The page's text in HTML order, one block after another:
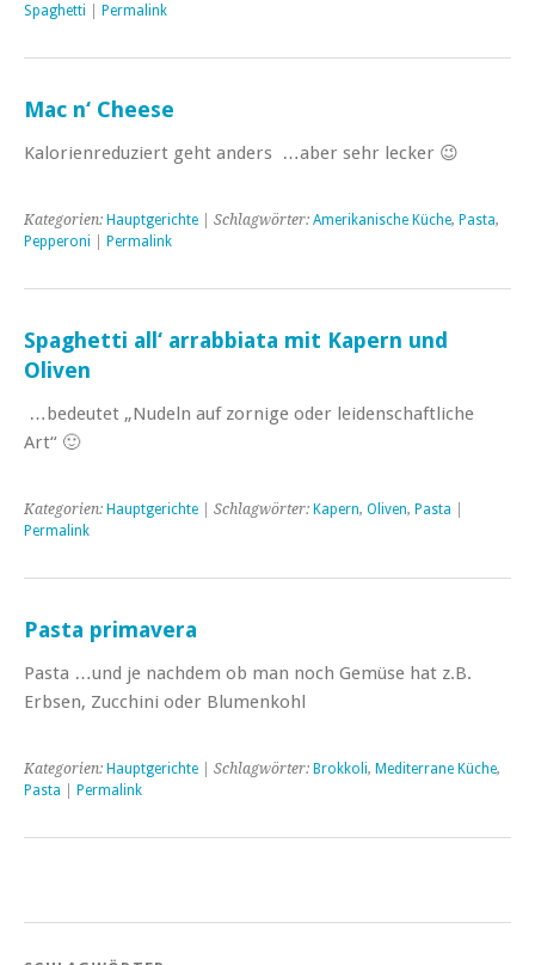
Spaghetti
Permalink
Mac n‘ Cheese
Kalorienreduziert geht anders …aber sehr lecker 😉
Kategorien: Hauptgerichte | Schlagwörter: Amerikanische Küche, Pasta,
Pepperoni
Permalink
Spaghetti all‘ arrabbiata mit Kapern und
Oliven
…bedeutet „Nudeln auf zornige oder leidenschaftliche
Art“ 🙂
Kategorien: Hauptgerichte | Schlagwörter: Kapern, Oliven, Pasta
Permalink
Pasta primavera
Pasta …und je nachdem ob man noch Gemüse hat z.B.
Erbsen, Zucchini oder Blumenkohl
Kategorien: Hauptgerichte | Schlagwörter: Brokkoli, Mediterrane Küche,
Pasta
Permalink